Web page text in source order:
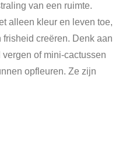
van een ruimte.
alleen kleur en leven toe,
creëren. Denk aan
of mini-cactussen
opfleuren. Ze zijn